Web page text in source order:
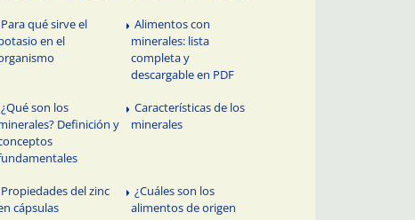
Para qué sirve el
en el
Alimentos con
minerales: lista
completa y
descargable en PDF
¿Qué son los
Definición y
Características de los
minerales
Propiedades del zinc
cápsulas
¿Cuáles son los
alimentos de origen